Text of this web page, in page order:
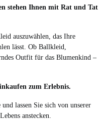
stehen Ihnen mit Rat und Tat
auszuwählen, das Ihre
lässt. Ob Ballkleid,
Outfit für das Blumenkind –
zum Erlebnis.
lassen Sie sich von unserer
anstecken.